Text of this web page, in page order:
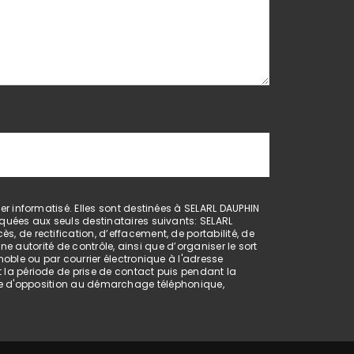
Elles sont destinées à SELARL DAUPHIN
aux seuls destinataires suivants: SELARL
de rectification, d’effacement, de portabilité, de
autorité de contrôle, ainsi que d’organiser le sort
ou par courrier électronique à l'adresse
période de prise de contact puis pendant la
d'opposition au démarchage téléphonique,